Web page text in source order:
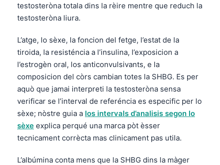
testosteròna totala dins la rèire mentre que reduch la
testosteròna liura.
L’atge, lo sèxe, la foncion del fetge, l’estat de la
tiroida, la resisténcia a l’insulina, l’exposicion a
l’estrogèn oral, los anticonvulsivants, e la
composicion del còrs cambian totes la SHBG. Es per
aquò que jamai interpreti la testosteròna sensa
verificar se l’interval de referéncia es especific per lo
sèxe; nòstre guia a los intervals d’analisis segon lo
sèxe explica perqué una marca pòt èsser
tecnicament corrècta mas clinicament pas utila.
L’albúmina conta mens que la SHBG dins la màger